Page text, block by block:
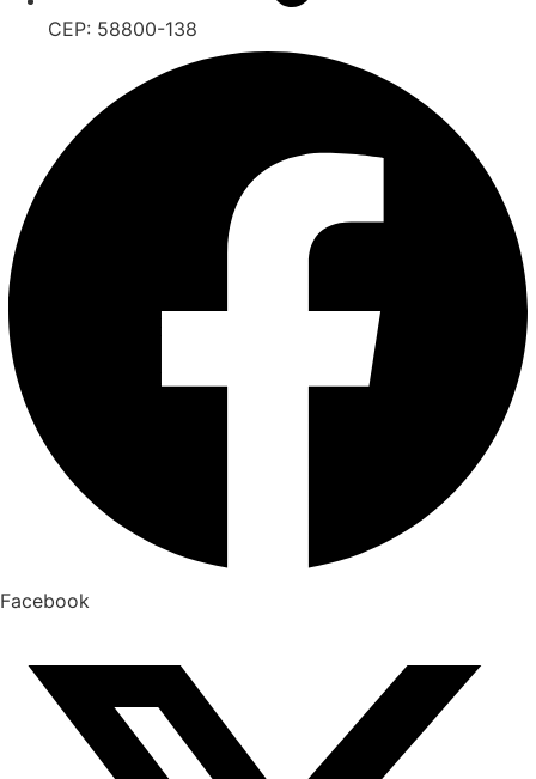
CEP: 58800-138
Facebook